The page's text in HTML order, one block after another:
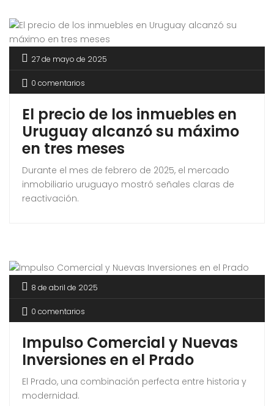
27 de mayo de 2025
0 comentarios
El precio de los inmuebles en
Uruguay alcanzó su máximo
en tres meses
Durante el mes de febrero de 2025, el mercado
inmobiliario uruguayo mostró señales claras de
reactivación.
8 de abril de 2025
0 comentarios
Impulso Comercial y Nuevas
Inversiones en el Prado
El Prado, una combinación perfecta entre historia y
modernidad.